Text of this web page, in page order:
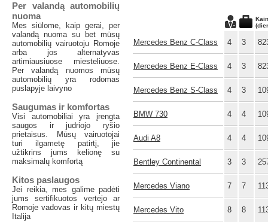
Mercedes Benz C-Class 4 3
Mercedes Benz E-Class 4 3
Mercedes Benz S-Class 4 3
BMW 730 4 4
Audi A8 4 4
Bentley Continental 3 3
Mercedes Viano 7 7
Mercedes Vito 8 8
Per valandą automobilių
nuoma
Mes siūlome, kaip gerai, per
valandą nuoma su bet mūsų
automobilių vairuotoju Romoje
arba jos alternatyvas
artimiausiuose miesteliuose.
Per valandą nuomos mūsų
automobilių yra rodomas
puslapyje laivyno
Saugumas ir komfortas
Visi automobiliai yra įrengta
saugos ir judriojo ryšio
prietaisus. Mūsų vairuotojai
turi ilgametę patirtį, jie
užtikrins jums kelionę su
maksimalų komfortą
Kitos paslaugos
Jei reikia, mes galime padėti
jums sertifikuotos vertėjo ar
Romoje vadovas ir kitų miestų
Italija